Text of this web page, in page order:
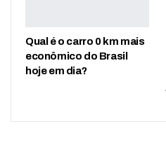
Qual é o carro 0 km mais
econômico do Brasil
hoje em dia?